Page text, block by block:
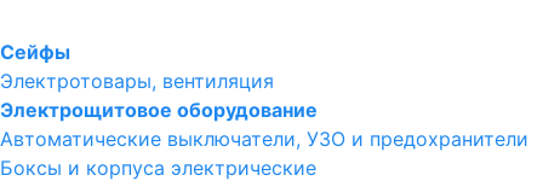
Сейфы
Электротовары, вентиляция
Электрощитовое оборудование
Автоматические выключатели, УЗО и предохранители
Боксы и корпуса электрические